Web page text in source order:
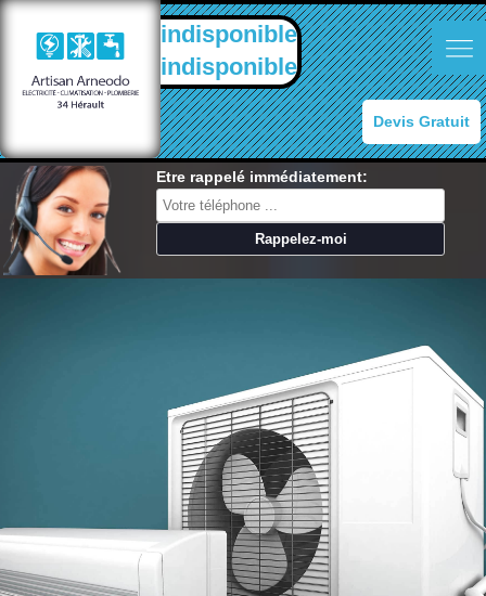
indisponible
indisponible
Devis Gratuit
Etre rappelé immédiatement: